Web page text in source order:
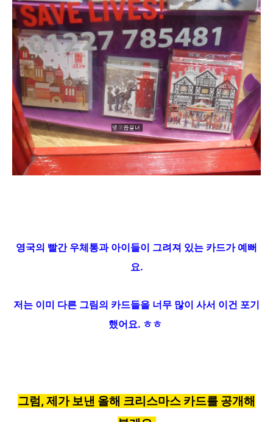
영국의 빨간 우체통과 아이들이 그려져 있는 카드가 예뻐
요.
저는 이미 다른 그림의 카드들을 너무 많이 사서 이건 포기
했어요. ㅎㅎ
그럼, 제가보낸 올해 크리스마스 카드를 공개해